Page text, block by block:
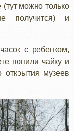
можно только
получится) и
с ребенком,
попили чайку и
открытия музеев